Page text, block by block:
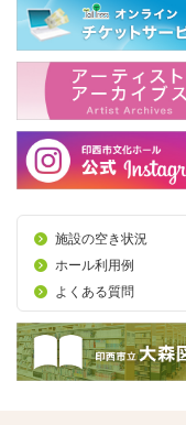
施設の空き状況
ホール利用例
よくある質問